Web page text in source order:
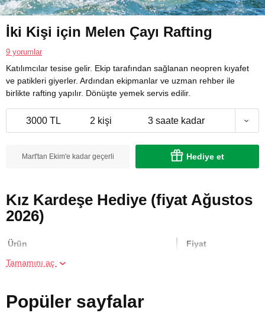
İki Kişi için Melen Çayı Rafting
9 yorumlar
Katılımcılar tesise gelir. Ekip tarafından sağlanan neopren kıyafet
ve patikleri giyerler. Ardından ekipmanlar ve uzman rehber ile
birlikte rafting yapılır. Dönüşte yemek servis edilir.
3000 TL 2 kişi 3 saate kadar
Mart'tan Ekim'e kadar geçerli Hediye et
Kız Kardeşe Hediye (fiyat Ağustos
2026)
Ürün Fiyat
Online Temel Karakalem Kursu
Tamamını aç
Popüler sayfalar